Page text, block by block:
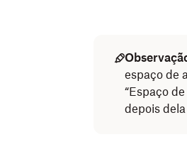
espaço de
“Espaço
depois